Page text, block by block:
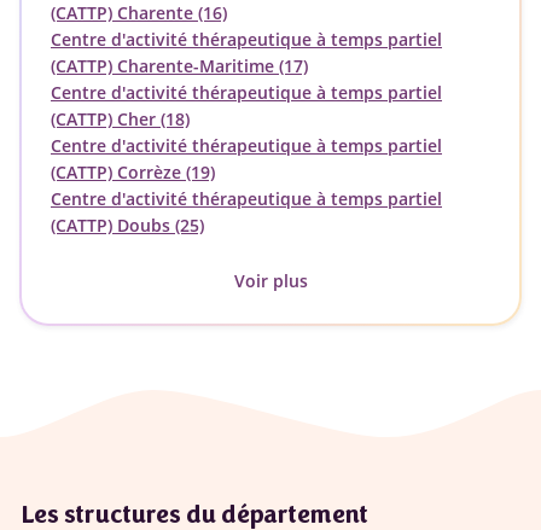
(CATTP) Charente (16)
Centre d'activité thérapeutique à temps partiel
(CATTP) Charente-Maritime (17)
Centre d'activité thérapeutique à temps partiel
(CATTP) Cher (18)
Centre d'activité thérapeutique à temps partiel
(CATTP) Corrèze (19)
Centre d'activité thérapeutique à temps partiel
(CATTP) Doubs (25)
Voir plus
Les structures du département